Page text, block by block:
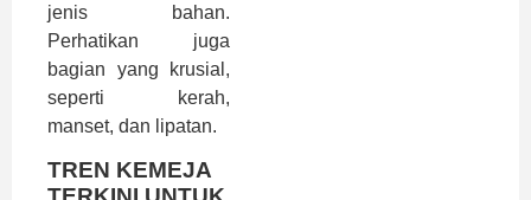
jenis bahan.
Perhatikan juga
bagian yang krusial,
seperti kerah,
manset, dan lipatan.
TREN KEMEJA